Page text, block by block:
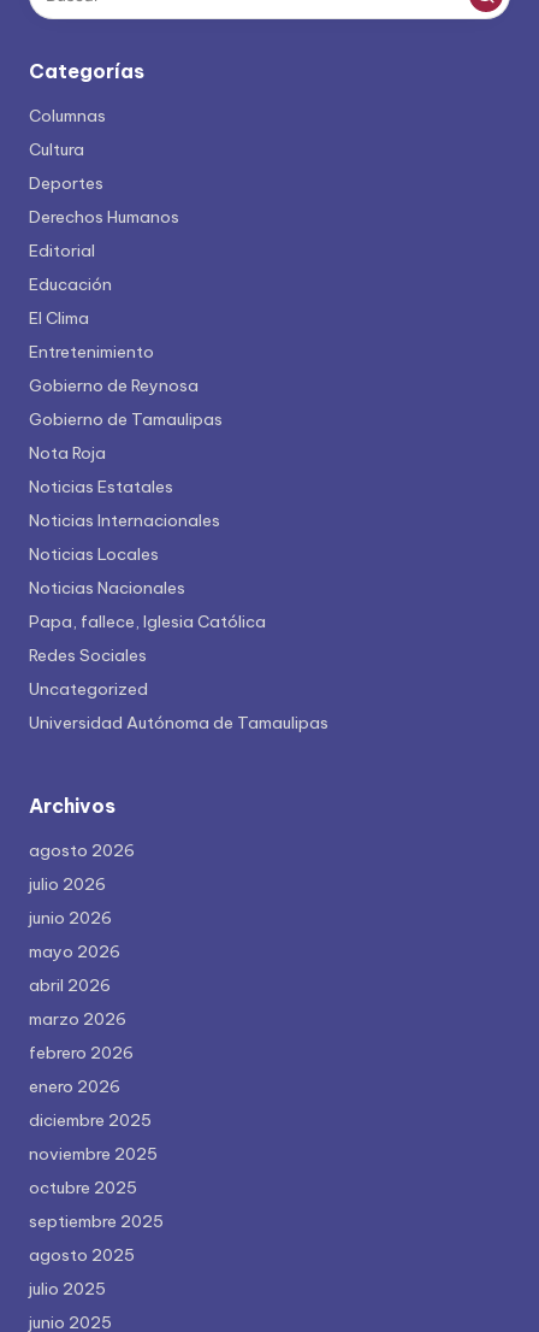
Categorías
Columnas
Cultura
Deportes
Derechos Humanos
Editorial
Educación
El Clima
Entretenimiento
Gobierno de Reynosa
Gobierno de Tamaulipas
Nota Roja
Noticias Estatales
Noticias Internacionales
Noticias Locales
Noticias Nacionales
Papa, fallece, Iglesia Católica
Redes Sociales
Uncategorized
Universidad Autónoma de Tamaulipas
Archivos
agosto 2026
julio 2026
junio 2026
mayo 2026
abril 2026
marzo 2026
febrero 2026
enero 2026
diciembre 2025
noviembre 2025
octubre 2025
septiembre 2025
agosto 2025
julio 2025
junio 2025